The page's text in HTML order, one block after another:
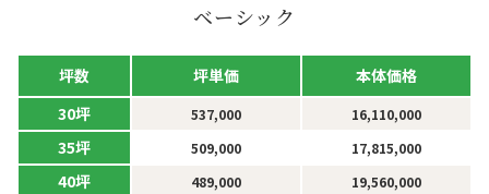
ベーシック
坪数 坪単価
本体価格
30坪
537,000 16,110,000
35坪 509,000 17,815,000
40坪 489,000 19,560,000